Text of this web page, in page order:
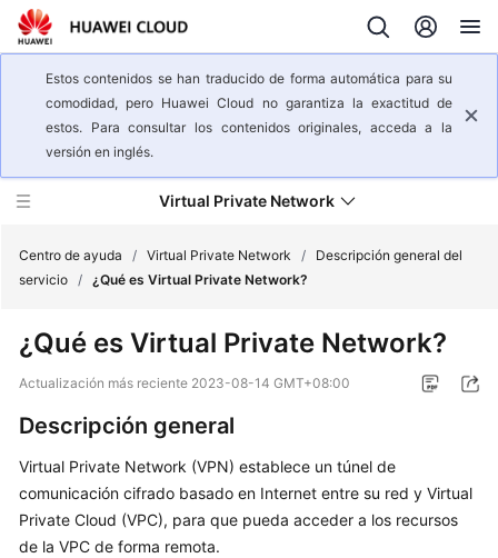
Estos contenidos se han traducido de forma automática para su
comodidad, pero Huawei Cloud no garantiza la exactitud de
estos. Para consultar los contenidos originales, acceda a la
versión en inglés.
Virtual Private Network
general
del
es
Virtual
Private
Network?
Centro de ayuda / Virtual Private Network /
Descripción general del
servicio / ¿Qué es Virtual Private Network?
¿Qué es Virtual Private Network?
Actualización más reciente 2023-08-14 GMT+08:00
Descripción general
Virtual Private Network (VPN) establece un túnel de
comunicación cifrado basado en Internet entre su red y Virtual
Private Cloud (VPC), para que pueda acceder a los recursos
de la VPC de forma remota.